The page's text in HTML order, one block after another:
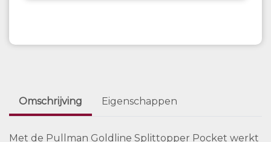
Omschrijving Eigenschappen
Met de Pullman Goldline Splittopper Pocket werkt